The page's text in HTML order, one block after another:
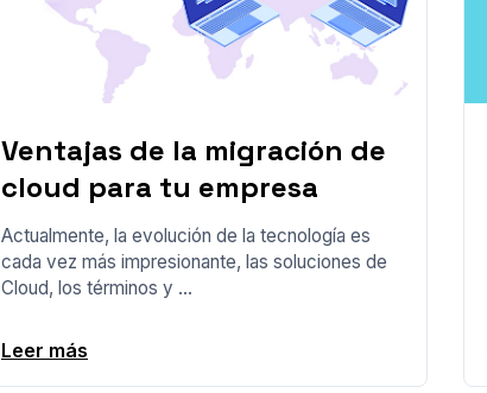
Ventajas de la migración de
cloud para tu empresa
Actualmente, la evolución de la tecnología es
cada vez más impresionante, las soluciones de
Cloud, los términos y ...
Leer más